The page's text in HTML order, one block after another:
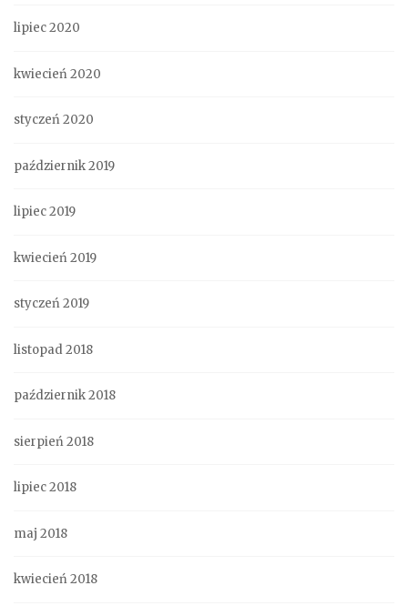
lipiec 2020
kwiecień 2020
styczeń 2020
październik 2019
lipiec 2019
kwiecień 2019
styczeń 2019
listopad 2018
październik 2018
sierpień 2018
lipiec 2018
maj 2018
kwiecień 2018